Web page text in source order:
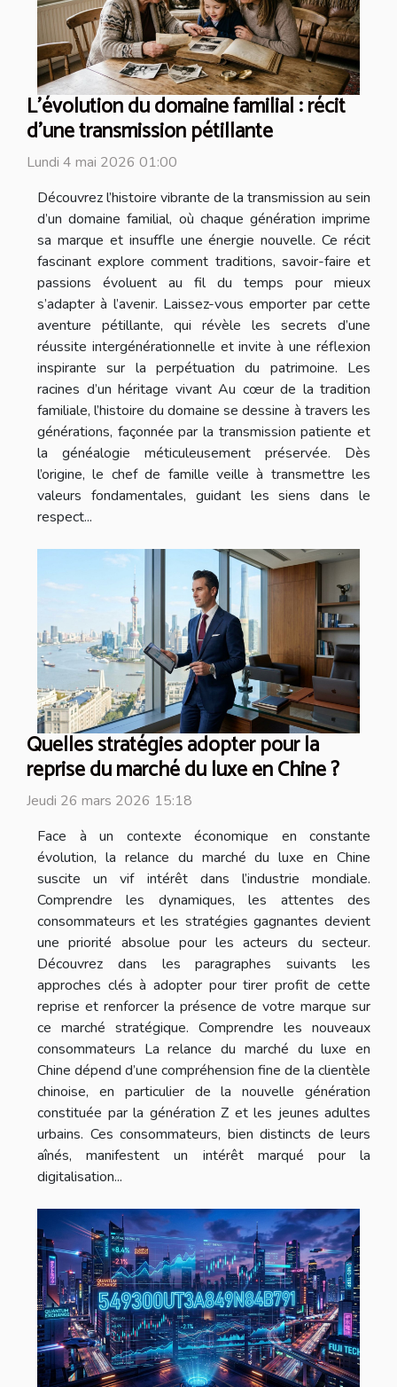
L’évolution du domaine familial : récit
d’une transmission pétillante
Lundi 4 mai 2026 01:00
Découvrez l’histoire vibrante de la transmission au sein
d’un domaine familial, où chaque génération imprime
sa marque et insuffle une énergie nouvelle. Ce récit
fascinant explore comment traditions, savoir-faire et
passions évoluent au fil du temps pour mieux
s’adapter à l’avenir. Laissez-vous emporter par cette
aventure pétillante, qui révèle les secrets d’une
réussite intergénérationnelle et invite à une réflexion
inspirante sur la perpétuation du patrimoine. Les
racines d’un héritage vivant Au cœur de la tradition
familiale, l’histoire du domaine se dessine à travers les
générations, façonnée par la transmission patiente et
la généalogie méticuleusement préservée. Dès
l’origine, le chef de famille veille à transmettre les
valeurs fondamentales, guidant les siens dans le
respect...
Quelles stratégies adopter pour la
reprise du marché du luxe en Chine ?
Jeudi 26 mars 2026 15:18
Face à un contexte économique en constante
évolution, la relance du marché du luxe en Chine
suscite un vif intérêt dans l’industrie mondiale.
Comprendre les dynamiques, les attentes des
consommateurs et les stratégies gagnantes devient
une priorité absolue pour les acteurs du secteur.
Découvrez dans les paragraphes suivants les
approches clés à adopter pour tirer profit de cette
reprise et renforcer la présence de votre marque sur
ce marché stratégique. Comprendre les nouveaux
consommateurs La relance du marché du luxe en
Chine dépend d’une compréhension fine de la clientèle
chinoise, en particulier de la nouvelle génération
constituée par la génération Z et les jeunes adultes
urbains. Ces consommateurs, bien distincts de leurs
aînés, manifestent un intérêt marqué pour la
digitalisation...